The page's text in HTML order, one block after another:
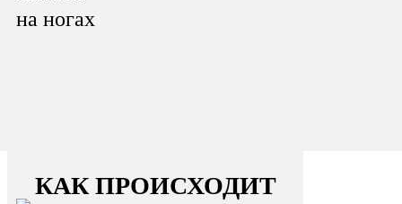
на ногах
КАК ПРОИСХОДИТ